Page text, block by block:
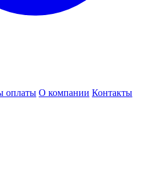
оплаты О компании Контакты